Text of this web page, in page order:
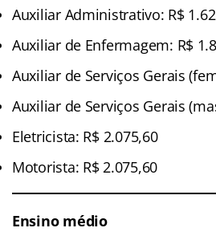
Auxiliar Administrativo: R$
Auxiliar de Enfermagem: R$
Auxiliar de Serviços Gerais
Auxiliar de Serviços Gerais
Eletricista: R$ 2.075,60
Motorista: R$ 2.075,60
Ensino médio